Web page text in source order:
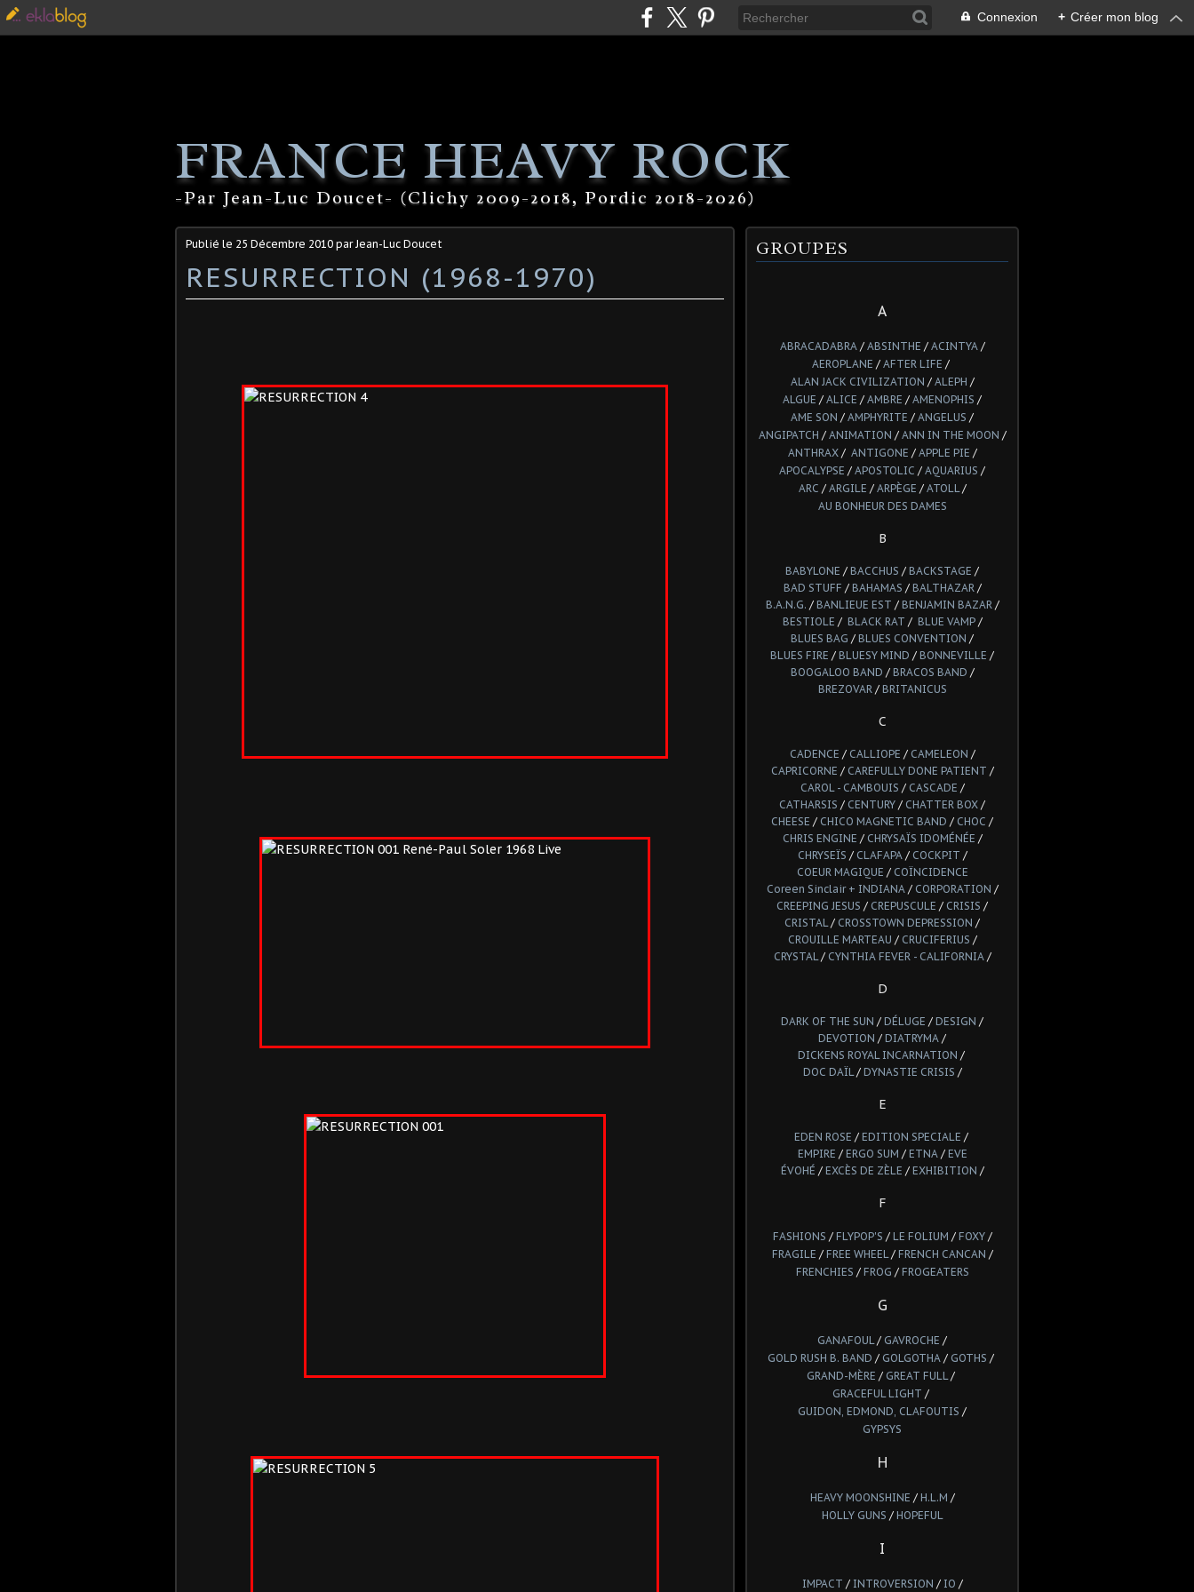
Connexion + Créer mon blog
FRANCE HEAVY ROCK
-Par Jean-Luc Doucet- (Clichy 2009-2018, Pordic 2018-2026)
Publié le 25 Décembre 2010 par Jean-Luc Doucet
RESURRECTION (1968-1970)
GROUPES
A
ABRACADABRA/ ABSINTHE / ACINTYA/
AEROPLANE / AFTER LIFE /
ALAN JACK CIVILIZATION / ALEPH /
ALGUE / ALICE / AMBRE / AMENOPHIS /
AME SON / AMPHYRITE / ANGELUS /
ANGIPATCH / ANIMATION / ANN IN THE MOON /
ANTHRAX/ ANTIGONE / APPLE PIE /
APOCALYPSE / APOSTOLIC / AQUARIUS /
ARC / ARGILE / ARPÈGE / ATOLL/
AU BONHEUR DES DAMES
B
BABYLONE / BACCHUS / BACKSTAGE /
BAD STUFF / BAHAMAS / BALTHAZAR/
B.A.N.G. / BANLIEUE EST / BENJAMIN BAZAR/
BESTIOLE / BLACK RAT / BLUE VAMP/
BLUES BAG / BLUES CONVENTION /
BLUES FIRE / BLUESY MIND / BONNEVILLE /
BOOGALOO BAND / BRACOS BAND /
BREZOVAR/ BRITANICUS
C
CADENCE / CALLIOPE / CAMELEON /
CAPRICORNE / CAREFULLY DONE PATIENT /
CAROL - CAMBOUIS / CASCADE /
CATHARSIS / CENTURY / CHATTER BOX /
CHEESE / CHICO MAGNETIC BAND / CHOC /
CHRIS ENGINE / CHRYSAÏS IDOMÉNÉE /
CHRYSEÏS / CLAFAPA/ COCKPIT /
COEUR MAGIQUE / COÏNCIDENCE
Coreen Sinclair + INDIANA/ CORPORATION /
CREEPING JESUS / CREPUSCULE / CRISIS /
CRISTAL/ CROSSTOWN DEPRESSION /
CROUILLE MARTEAU / CRUCIFERIUS /
CRYSTAL/ CYNTHIA FEVER - CALIFORNIA/
D
DARK OF THE SUN / DÉLUGE / DESIGN /
DEVOTION / DIATRYMA /
DICKENS ROYAL INCARNATION /
DOC DAÏL/ DYNASTIE CRISIS /
E
EDEN ROSE / EDITION SPECIALE /
EMPIRE / ERGO SUM / ETNA/ EVE
ÉVOHÉ / EXCÈS DE ZÈLE / EXHIBITION /
F
FASHIONS / FLYPOP'S / LE FOLIUM / FOXY/
FRAGILE / FREE WHEEL/ FRENCH CANCAN /
FRENCHIES / FROG / FROGEATERS
G
GANAFOUL/ GAVROCHE /
GOLD RUSH B. BAND / GOLGOTHA / GOTHS /
GRAND-MÈRE / GREAT FULL/
GRACEFUL LIGHT /
GUIDON, EDMOND, CLAFOUTIS /
GYPSYS
H
HEAVY MOONSHINE / H.L.M /
HOLLY GUNS / HOPEFUL
I
IMPACT / INTROVERSION / IO /